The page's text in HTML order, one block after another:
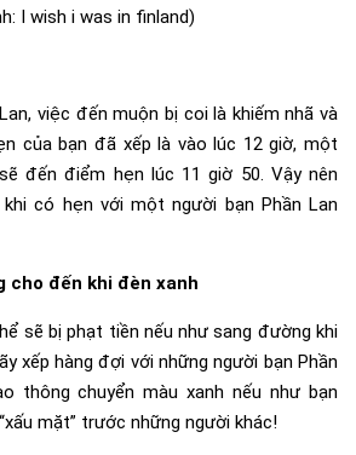
I wish i was in finland)
việc đến muộn bị coi là khiếm nhã và
của bạn đã xếp là vào lúc 12 giờ, một
sẽ đến điểm hẹn lúc 11 giờ 50. Vậy nên
có hẹn với một người bạn Phần Lan
cho đến khi đèn xanh
sẽ bị phạt tiền nếu như sang đường khi
xếp hàng đợi với những người bạn Phần
thông chuyển màu xanh nếu như bạn
mặt” trước những người khác!